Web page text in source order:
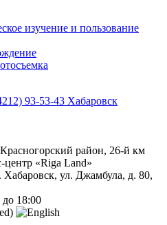
изучение и пользование
93-53-43 Хабаровск
район, 26-й км
центр «Riga Land»
Хабаровск, ул. Джамбула, д. 80,
18:00